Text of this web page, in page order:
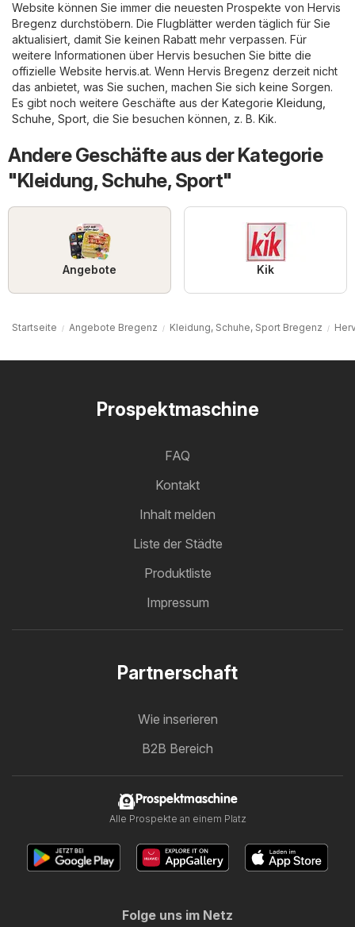
Website können Sie immer die neuesten Prospekte von Hervis
Bregenz durchstöbern. Die Flugblätter werden täglich für Sie
aktualisiert, damit Sie keinen Rabatt mehr verpassen. Für
weitere Informationen über Hervis besuchen Sie bitte die
offizielle Website hervis.at. Wenn Hervis Bregenz derzeit nicht
das anbietet, was Sie suchen, machen Sie sich keine Sorgen.
Es gibt noch weitere Geschäfte aus der Kategorie Kleidung,
Schuhe, Sport , die Sie besuchen können, z. B. Kik.
Andere Geschäfte aus der Kategorie
"Kleidung, Schuhe, Sport"
Angebote Kik
Startseite Angebote Bregenz Kleidung, Schuhe, Sport Bregenz
Prospektmaschine
FAQ
Kontakt
Inhalt melden
Liste der Städte
Produktliste
Impressum
Partnerschaft
Wie inserieren
B2B Bereich
Prospektmaschine
Alle Prospekte an einem Platz
Folge uns im Netz